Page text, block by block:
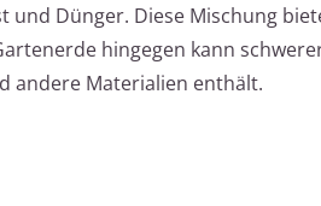
und Dünger. Diese Mischung
hingegen kann
andere Materialien enthält.